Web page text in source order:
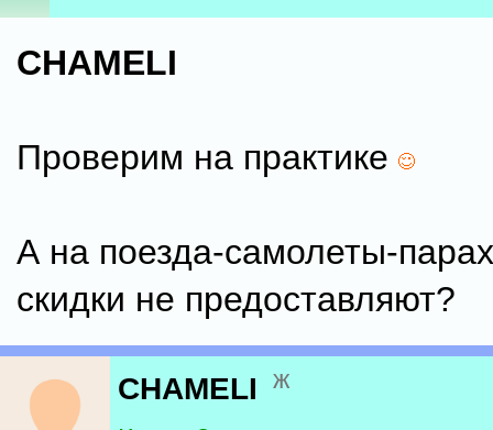
CHAMELI
Проверим на практике
А на поезда-самолеты-
скидки не предоставляют?
CHAMELI ж